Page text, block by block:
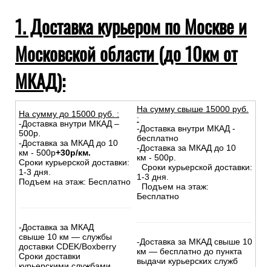
1. Доставка курьером по Москве и
Московской области (до 10км от
МКАД):
На сумму до 15000 руб. :
-Доставка внутри МКАД –
500р.
-Доставка за МКАД до 10
км - 500р+30р/км.
Сроки курьерской доставки:
1-3 дня.
Подъем на этаж: Бесплатно
-Доставка за МКАД
свыше 10 км — службы
доставки CDEK/Boxberry
Сроки доставки
На сумму свыше 15000 руб.
:
-Доставка внутри МКАД -
бесплатно
-Доставка за МКАД до 10
км - 500р.
Сроки курьерской доставки:
1-3 дня.
Подъем на этаж:
Бесплатно
-Доставка за МКАД свыше 10
км — бесплатно до пункта
выдачи курьерских служб